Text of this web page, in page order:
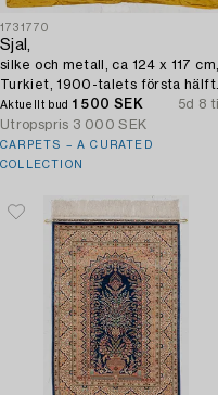
1731770
Sjal,
silke och metall, ca 124 x 117 cm,
Turkiet, 1900-talets första hälft.
Aktuellt bud 1 500 SEK
5d 8
Utropspris 3 000 SEK
CARPETS – A CURATED
COLLECTION